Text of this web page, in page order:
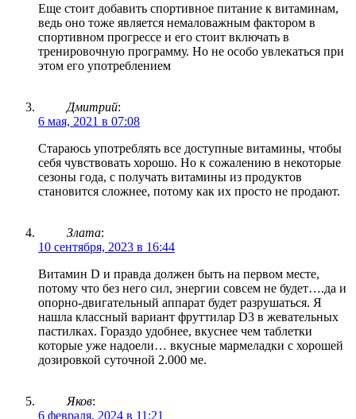
Еще стоит добавить спортивное питание к витаминам,
ведь оно тоже является немаловажным фактором в
спортивном прогрессе и его стоит включать в
тренировочную программу. Но не особо увлекаться при
этом его употреблением
Дмитрий:
6 мая, 2021 в 07:08
Стараюсь употреблять все доступные витамины, чтобы
себя чувствовать хорошо. Но к сожалению в некоторые
сезоны года, с получать витамины из продуктов
становится сложнее, потому как их просто не продают.
Злата:
10 сентября, 2023 в 16:44
Витамин D и правда должен быть на первом месте,
потому что без него сил, энергии совсем не будет….да и
опорно-двигательный аппарат будет разрушаться. Я
нашла классный вариант фруттилар D3 в жевательных
пастилках. Гораздо удобнее, вкуснее чем таблетки
которые уже надоели… вкусные мармеладки с хорошей
дозировкой суточной 2.000 ме.
Яков:
6 февраля, 2024 в 11:21